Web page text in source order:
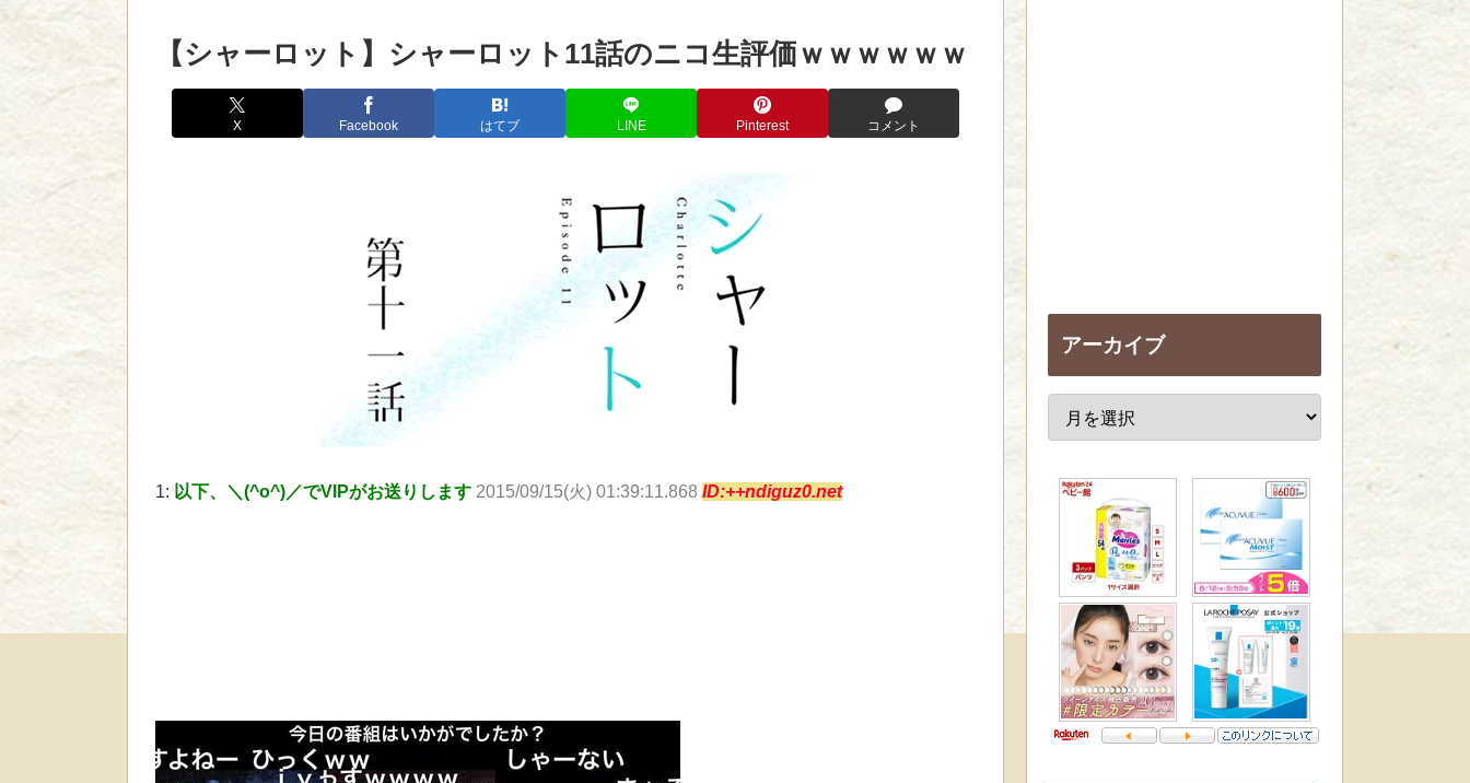
【シャーロット】シャーロット11話のニコ生評価ｗｗｗｗｗｗ
X Facebook はてブ LINE Pinterest コメント
1: 以下、＼(^o^)／でVIPがお送りします 2015/09/15(火) 01:39:11.868 ID:++ndiguz0.net
アーカイブ